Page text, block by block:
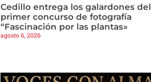
Cedillo entrega los galardones del
primer concurso de fotografía
“Fascinación por las plantas»
agosto 6, 2026